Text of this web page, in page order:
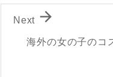
海外の女の子のコ

Next